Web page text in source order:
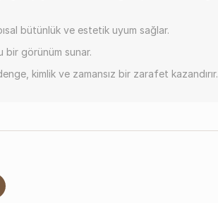
bütünlük ve estetik uyum sağlar.
bir görünüm sunar.
kimlik ve zamansız bir zarafet kazandırır.